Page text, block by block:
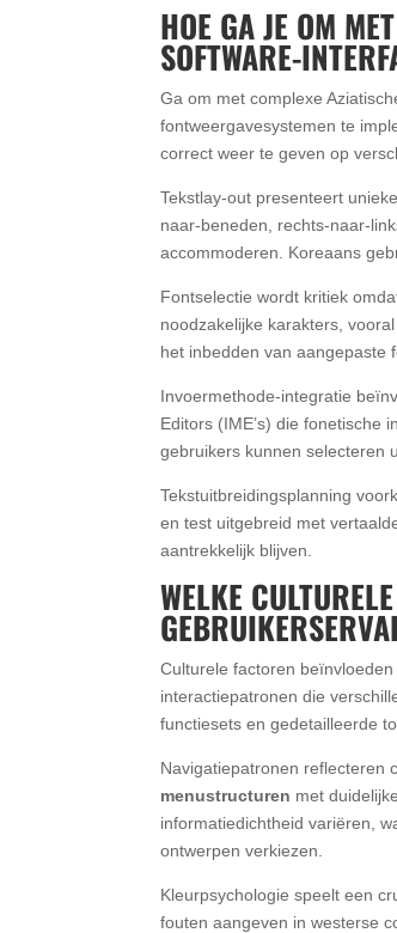
HOE GA JE OM
SOFTWARE-
Ga om met complexe
fontweergavesystemen te
correct weer te geven op
Tekstlay-out presenteert
naar-beneden, rechts-naar-
accommoderen. Koreaans
Fontselectie wordt kritiek
noodzakelijke karakters,
het inbedden van aangepaste
Invoermethode-integratie
Editors (IME’s) die fonetische
gebruikers kunnen selecteren
Tekstuitbreidingsplanning
en test uitgebreid met
aantrekkelijk blijven.
WELKE
Culturele factoren
interactiepatronen die
functiesets en gedetailleerde
Navigatiepatronen reflecteren
menustructuren met
informatiedichtheid variëren,
ontwerpen verkiezen.
Kleurpsychologie speelt een
fouten aangeven in westerse